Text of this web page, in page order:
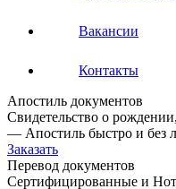
Вакансии
Контакты
Апостиль документов
Свидетельство о
— Апостиль быстро и без
Заказать
Перевод документов
Сертифицированные и